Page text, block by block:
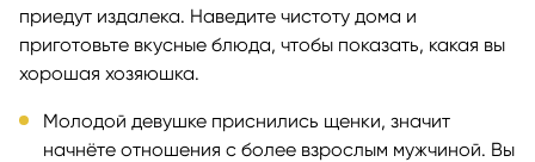
приедут издалека. Наведите чистоту дома и
приготовьте вкусные блюда, чтобы показать, какая вы
хорошая хозяюшка.
Молодой девушке приснились щенки, значит
начнёте отношения с более взрослым мужчиной. Вы